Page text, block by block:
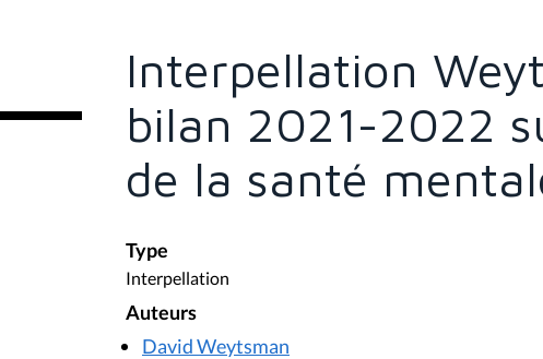
Interpellation
bilan 2021-2022
de la santé
Type
Interpellation
Auteurs
David Weytsman